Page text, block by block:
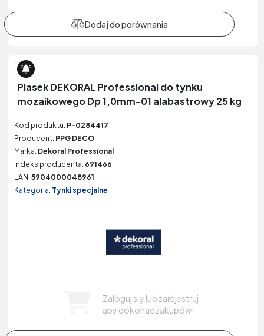
Piasek DEKORAL Professional do tynku
mozaikowego Dp 1,0mm-01 alabastrowy 25 kg
Kod produktu: P-0284417
Producent: PPG DECO
Marka: Dekoral Professional
Indeks producenta: 691466
EAN: 5904000048961
Kategoria: Tynki specjalne
Zaloguj się lub zarejestruj,
aby dokonać zakupów!